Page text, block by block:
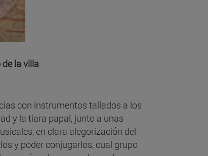
de la villa
con instrumentos tallados a los
y la tiara papal, junto a unas
en clara alegorización del
y poder conjugarlos, cual grupo